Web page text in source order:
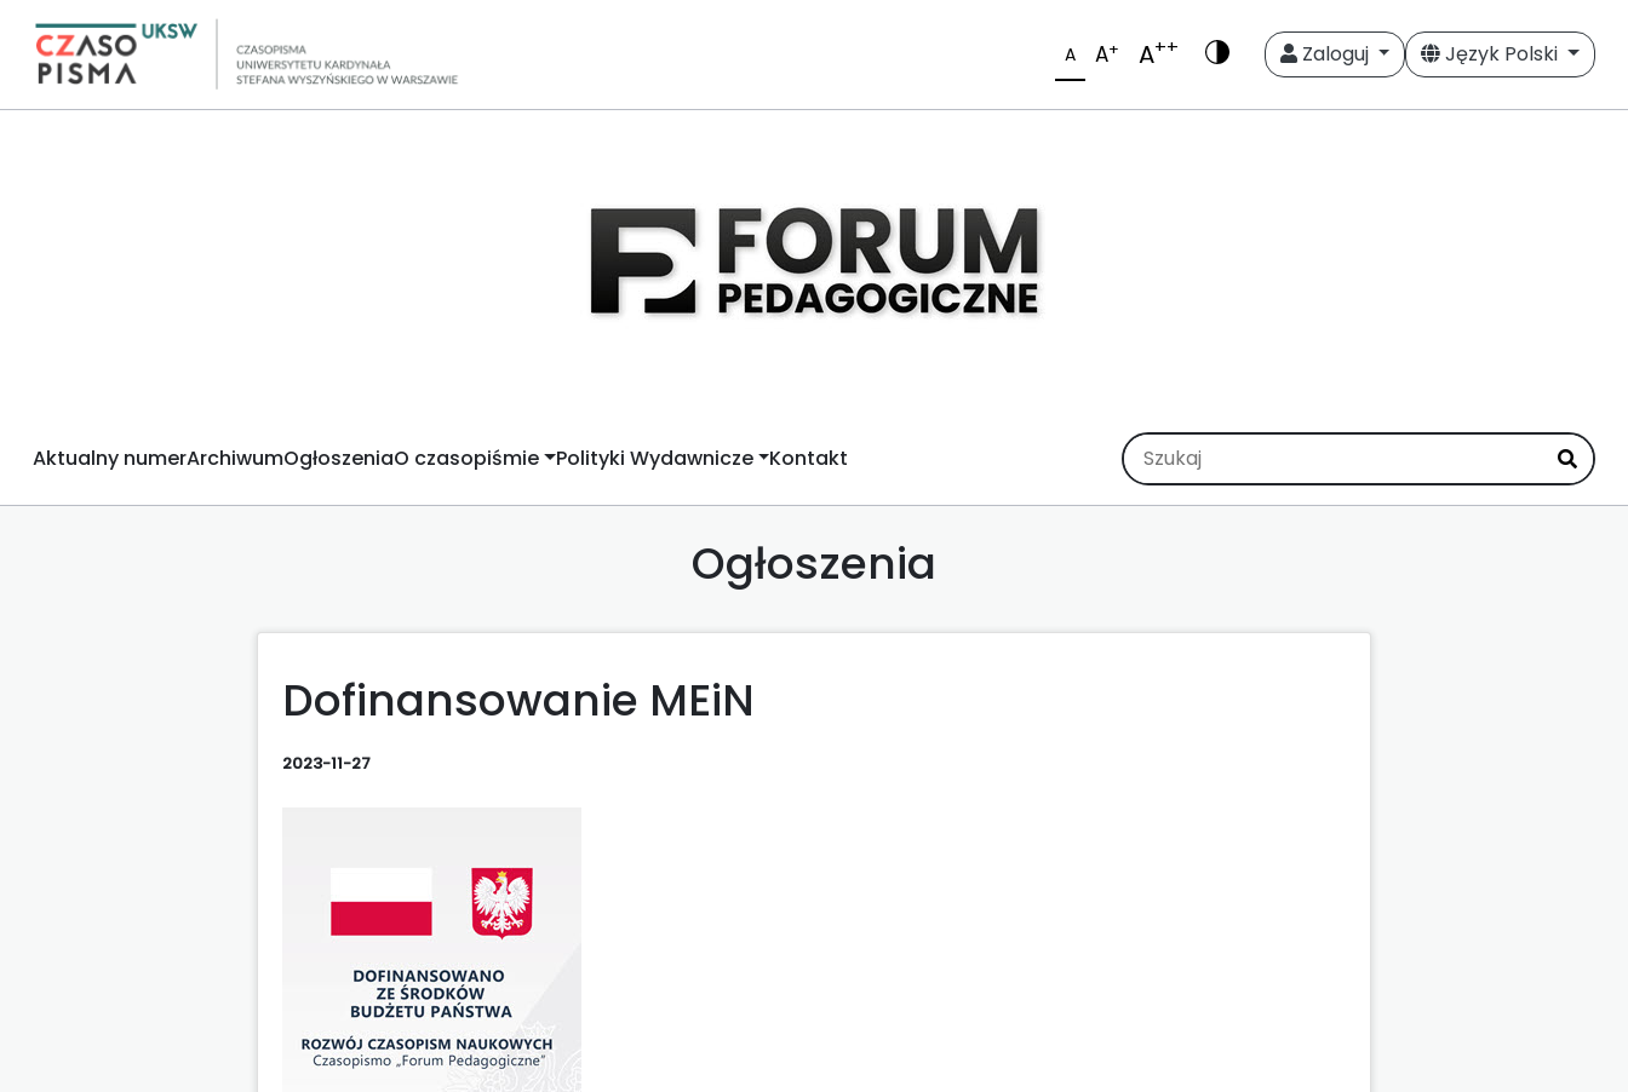
A A+ A++ Zaloguj Język Polski
Aktualny numerArchiwumOgłoszeniaO czasopiśmie Polityki Wydawnicze Kontakt
Ogłoszenia
Dofinansowanie MEiN
2023-11-27